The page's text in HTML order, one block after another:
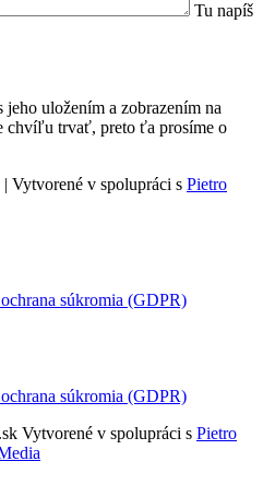
Tu napíš
jeho uložením a zobrazením na
chvíľu trvať, preto ťa prosíme o
Vytvorené v spolupráci s Pietro
súkromia (GDPR)
súkromia (GDPR)
Vytvorené v spolupráci s Pietro